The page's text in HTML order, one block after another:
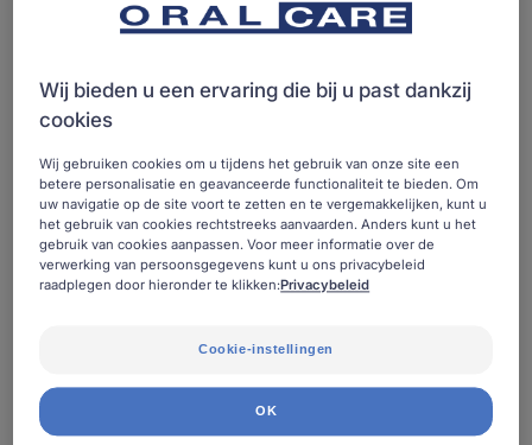
7 Resultaten "Mondwater"
Extra
Mondspoeling
Eludril Extra Antibacteriële
Cosmetica
Gums
Dagelijkse
mondspoeling
voor
gevoelig
tandvlees
Eludril Gums - Dagelijkse
gevoelig tandvlees
Wij bieden u een ervaring die bij u past dankzij
cookies
Wij gebruiken cookies om u tijdens het gebruik van onze site een
betere personalisatie en geavanceerde functionaliteit te bieden. Om
uw navigatie op de site voort te zetten en te vergemakkelijken, kunt u
het gebruik van cookies rechtstreeks aanvaarden. Anders kunt u het
gebruik van cookies aanpassen. Voor meer informatie over de
verwerking van persoonsgegevens kunt u ons privacybeleid
raadplegen door hieronder te klikken:Privacybeleid
Cookie-instellingen
OK